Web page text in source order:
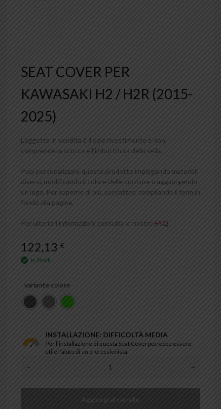
SEAT COVER PER
KAWASAKI H2 / H2R (2015-
2025)
L’oggetto in vendita è il solo rivestimento e non
comprende la scocca e l’imbottitura della sella.
Puoi personalizzare questo prodotto impiegando materiali
diversi, modificando il colore delle cuciture o aggiungendo
un logo. Per saperne di più, contattaci compilando il form in
fondo alla pagina.
Per ulteriori informazioni consulta le nostre FAQ
122,13 €
In Stock
variante colore
INSTALLAZIONE: DIFFICOLTÀ MEDIA
Per l'installazione di questa Seat Cover potrebbe essere
utile l'aiuto di un professionista.
Aggiungi al carrello